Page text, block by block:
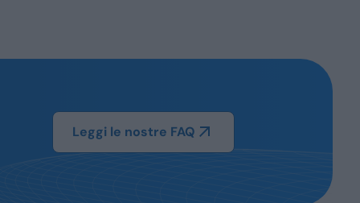
Leggi le nostre FAQ